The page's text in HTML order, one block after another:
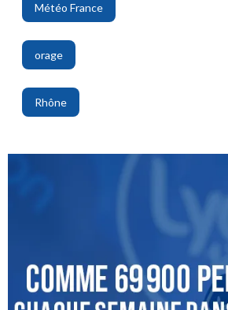
Météo France
,
orage
,
Rhône